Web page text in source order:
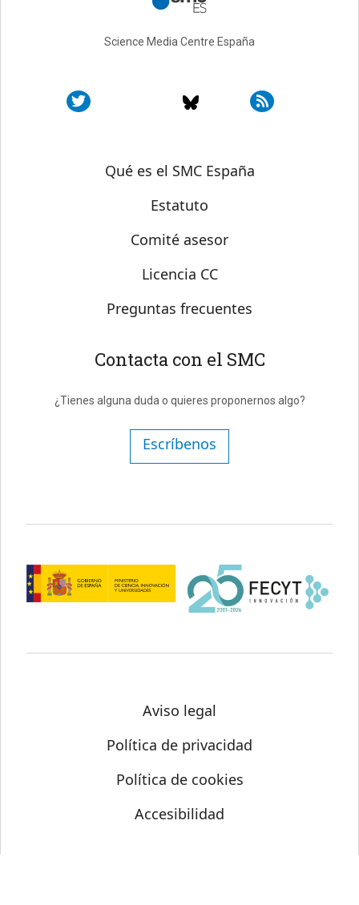
Science Media Centre España
Sobre SMC España
Qué es el SMC España
Estatuto
Comité asesor
Licencia CC
Preguntas frecuentes
Contacta con el SMC
¿Tienes alguna duda o quieres proponernos algo?
Escríbenos
Aviso legal
Política de privacidad
Política de cookies
Accesibilidad